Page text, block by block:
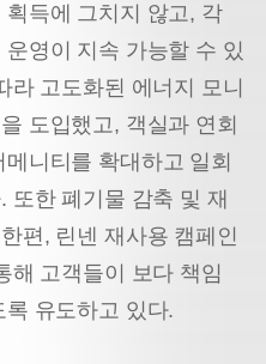
득에 그치지 않고, 각
영이 지속 가능할 수 있
라 고도화된 에너지 모니
도입했고, 객실과 연회
니티를 확대하고 일회
또한 폐기물 감축 및 재
편, 린넨 재사용 캠페인
해 고객들이 보다 책임
유도하고 있다.